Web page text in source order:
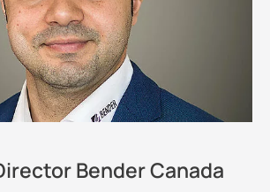
Bender Canada